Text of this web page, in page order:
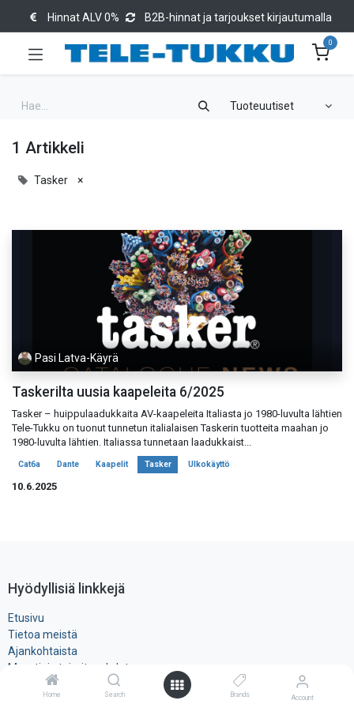
Home Search Brands Account
Hinnat ALV 0% B2B-hinnat ja tarjoukset kirjautumalla
0
Tuoteuutiset
1 Artikkeli
Tasker ×
Pasi Latva-Käyrä
Taskerilta uusia kaapeleita 6/2025
Tasker – huippulaadukkaita AV-kaapeleita Italiasta jo 1980-luvulta lähtien
Tele-Tukku on tuonut tunnetun italialaisen Taskerin tuotteita maahan jo
1980-luvulta lähtien. Italiassa tunnetaan laadukkaist...
Cat6a Dante Kaapelit Tasker Ulkokäyttö
10.6.2025
Hyödyllisiä linkkejä
Etusivu
Tietoa meistä
Ajankohtaista
Myynti- ja toimitusehdot
Rekisteri- ja ​evästeseloste
Tuotteet